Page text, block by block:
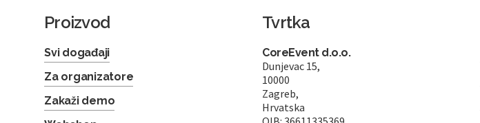
Proizvod
Svi događaji
Za organizatore
Zakaži demo
Tvrtka
CoreEvent d.o.o.
Dunjevac 15,
10000
Zagreb,
Hrvatska